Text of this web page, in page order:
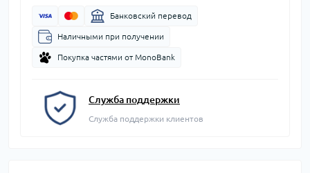
Банковский перевод
Наличными при получении
Покупка частями от MonoBank
Служба поддержки
Служба поддержки клиентов